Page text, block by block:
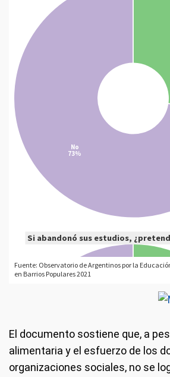
El documento sostiene que, a
alimentaria y el esfuerzo de los
organizaciones sociales, no se